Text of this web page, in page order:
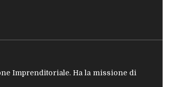
Imprenditoriale. Ha la missione di